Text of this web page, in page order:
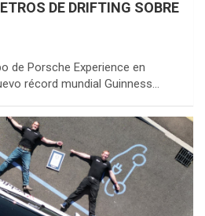
DE DRIFTING SOBRE
de Porsche Experience en
récord mundial Guinness…